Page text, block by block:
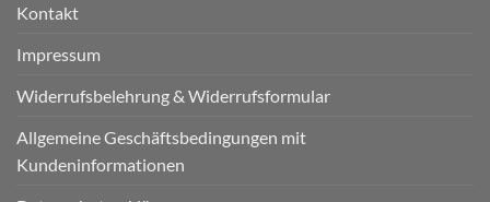
Kontakt
Impressum
Widerrufsbelehrung & Widerrufsformular
Allgemeine Geschäftsbedingungen mit
Kundeninformationen